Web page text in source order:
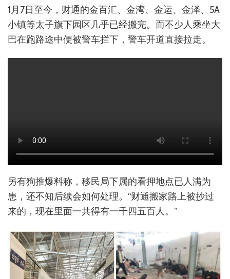
1月7日至今，财通的金百汇、金湾、金运、金泽、5A
小镇等太子旗下园区几乎已经搬完。而不少人乘坐大
巴在跑路途中便被警车拦下，警车开道直接拉走。
另有狗推爆料称，移民局下属的看押地点已人满为
患，还不知后续会如何处理。“财通搬家路上被抄过
来的，现在里面一共得有一千四五百人。”